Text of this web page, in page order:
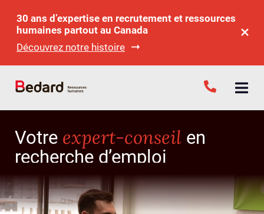
30 ans d’expertise en recrutement et ressources
humaines partout au Canada
Découvrez notre histoire
Votre expert-conseil en
recherche d’emploi